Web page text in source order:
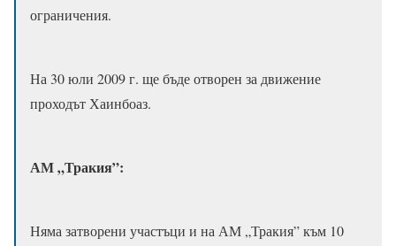
ограничения.
На 30 юли 2009 г. ще бъде отворен за движение
проходът Хаинбоаз.
АМ „Тракия”:
Няма затворени участъци и на АМ „Тракия” към 10